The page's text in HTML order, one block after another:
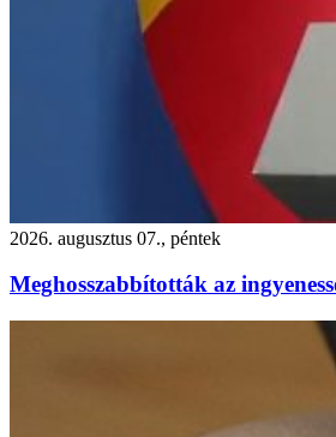
2026. augusztus 07., péntek
Meghosszabbították az